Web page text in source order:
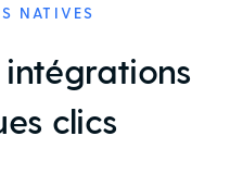
NATIVES
intégrations
clics